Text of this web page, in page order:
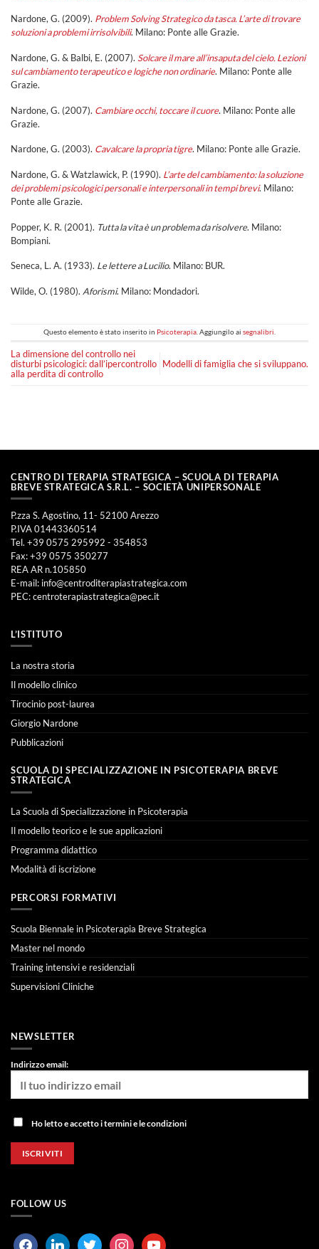
Nardone, G. (2009). Problem Solving Strategico da tasca. L’arte di trovare
soluzioni a problemi irrisolvibili. Milano: Ponte alle Grazie.
Nardone, G. & Balbi, E. (2007). Solcare il mare all’insaputa del cielo. Lezioni
sul cambiamento terapeutico e logiche non ordinarie. Milano: Ponte alle
Grazie.
Nardone, G. (2007). Cambiare occhi, toccare il cuore. Milano: Ponte alle
Grazie.
Nardone, G. (2003). Cavalcare la propria tigre. Milano: Ponte alle Grazie.
Nardone, G. & Watzlawick, P. (1990). L’arte del cambiamento: la soluzione
dei problemi psicologici personali e interpersonali in tempi brevi. Milano:
Ponte alle Grazie.
Popper, K. R. (2001). Tutta la vita è un problema da risolvere. Milano:
Bompiani.
Seneca, L. A. (1933). Le lettere a Lucilio. Milano: BUR.
Wilde, O. (1980). Aforismi. Milano: Mondadori.
Questo elemento è stato inserito in Psicoterapia . Aggiungilo ai segnalibri
La dimensione del controllo nei
disturbi psicologici: dall’ipercontrollo
alla perdita di controllo
Modelli di famiglia che si sviluppano.
CENTRO DI TERAPIA STRATEGICA – SCUOLA DI TERAPIA
BREVE STRATEGICA S.R.L. – SOCIETÀ UNIPERSONALE
P.zza S. Agostino, 11- 52100 Arezzo
P.IVA 01443360514
Tel. +39 0575 295992 - 354853
Fax: +39 0575 350277
REA AR n.105850
E-mail: info@centroditerapiastrategica.com
PEC:centroterapiastrategica@pec.it
L’ISTITUTO
La nostra storia
Il modello clinico
Tirocinio post-laurea
Giorgio Nardone
Pubblicazioni
SCUOLA DI SPECIALIZZAZIONE IN PSICOTERAPIA BREVE
STRATEGICA
La Scuola di Specializzazione in Psicoterapia
Il modello teorico e le sue applicazioni
Programma didattico
Modalità di iscrizione
PERCORSI FORMATIVI
Scuola Biennale in Psicoterapia Breve Strategica
Master nel mondo
Training intensivi e residenziali
Supervisioni Cliniche
NEWSLETTER
Indirizzo email:
Ho letto e accetto i termini e le condizioni
FOLLOW US
facebooklinkedin twitter instagramyoutube